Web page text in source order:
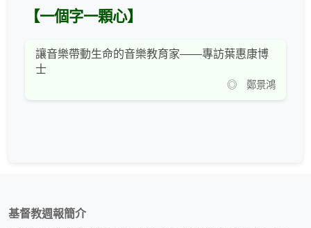
【一個字一顆心】
讓音樂帶動生命的音樂教育家——專訪葉惠康博
士
◎ 鄭景鴻
基督教週報簡介